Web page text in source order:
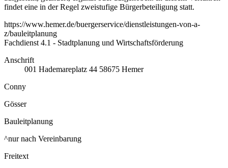
findet eine in der Regel zweistufige Bürgerbeteiligung statt.
https://www.hemer.de/buergerservice/dienstleistungen-von-a-
z/bauleitplanung
Fachdienst 4.1 - Stadtplanung und Wirtschaftsförderung
Anschrift
001 Hademareplatz 44 58675 Hemer
Conny
Gösser
Bauleitplanung
^nur nach Vereinbarung
Freitext